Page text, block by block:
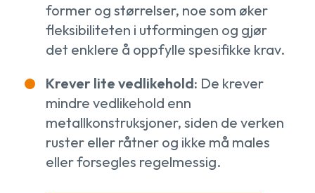
former og størrelser, noe som øker
fleksibiliteten i utformingen og gjør
det enklere å oppfylle spesifikke krav.
Krever lite vedlikehold: De krever
mindre vedlikehold enn
metallkonstruksjoner, siden de verken
ruster eller råtner og ikke må males
eller forsegles regelmessig.